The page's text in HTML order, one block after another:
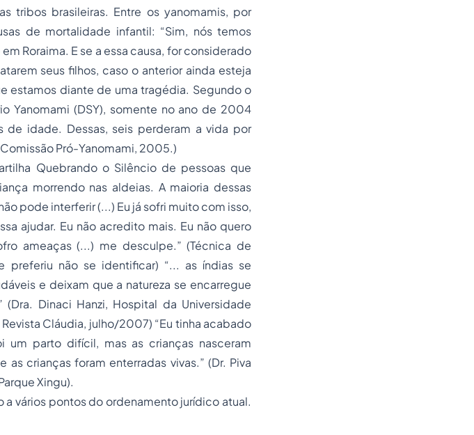
tribos brasileiras. Entre os yanomamis, por
de mortalidade infantil: “Sim, nós temos
Roraima. E se a essa causa, for considerado
seus filhos, caso o anterior ainda esteja
estamos diante de uma tragédia. Segundo o
Yanomami (DSY), somente no ano de 2004
de idade. Dessas, seis perderam a vida por
Pró-Yanomami, 2005.)
Quebrando o Silêncio de pessoas que
morrendo nas aldeias. A maioria dessas
pode interferir (...) Eu já sofri muito com isso,
ajudar. Eu não acredito mais. Eu não quero
ameaças (...) me desculpe.” (Técnica de
preferiu não se identificar) “... as índias se
e deixam que a natureza se encarregue
Dinaci Hanzi, Hospital da Universidade
Cláudia, julho/2007) “Eu tinha acabado
parto difícil, mas as crianças nasceram
crianças foram enterradas vivas.” (Dr. Piva
Xingu).
vários pontos do ordenamento jurídico atual.